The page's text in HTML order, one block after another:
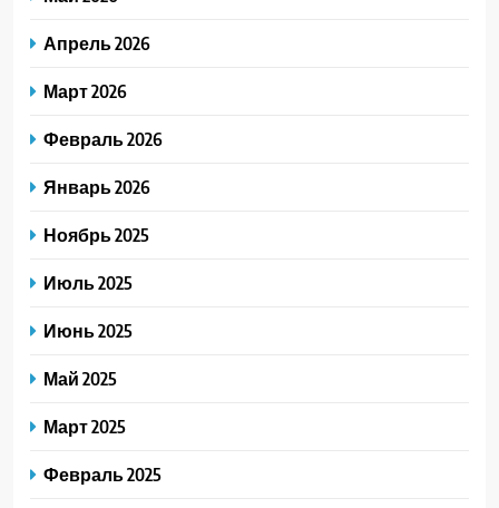
Апрель 2026
Март 2026
Февраль 2026
Январь 2026
Ноябрь 2025
Июль 2025
Июнь 2025
Май 2025
Март 2025
Февраль 2025